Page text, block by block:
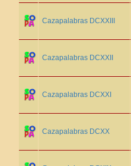
Cazapalabras DCXXIII
Cazapalabras DCXXII
Cazapalabras DCXXI
Cazapalabras DCXX